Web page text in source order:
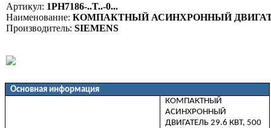
Артикул: 1PH7186-..T..-0...
Наименование: КОМПАКТНЫЙ АСИНХРОННЫЙ
Производитель: SIEMENS
Основная информация
КОМПАКТНЫЙ
АСИНХРОННЫЙ
ДВИГАТЕЛЬ 29.6 КВТ, 500